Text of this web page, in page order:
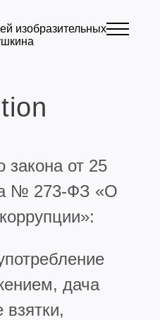
закона от 25
№ 273-ФЗ «О
дача
взятки,